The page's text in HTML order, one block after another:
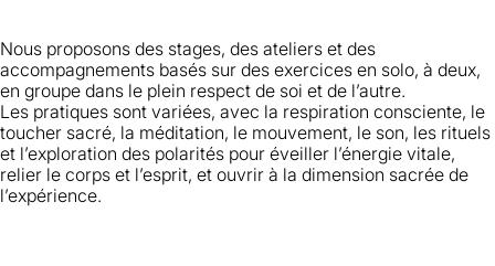
Nous proposons des stages, des ateliers et des
accompagnements basés sur des exercices en solo, à deux,
en groupe dans le plein respect de soi et de l’autre.
Les pratiques sont variées, avec la respiration consciente, le
toucher sacré, la méditation, le mouvement, le son, les rituels
et l’exploration des polarités pour éveiller l’énergie vitale,
relier le corps et l’esprit, et ouvrir à la dimension sacrée de
l’expérience.